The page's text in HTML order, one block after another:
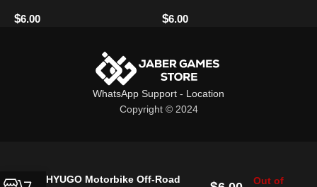
$6.00 $6.00
WhatsApp Support - Location
Copyright © 2024
HYUGO Motorbike Off-Road
Out of